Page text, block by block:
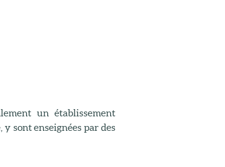
un établissement
sont enseignées par des